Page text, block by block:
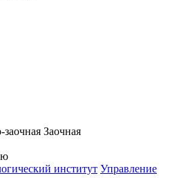
Заочная
институт Управление